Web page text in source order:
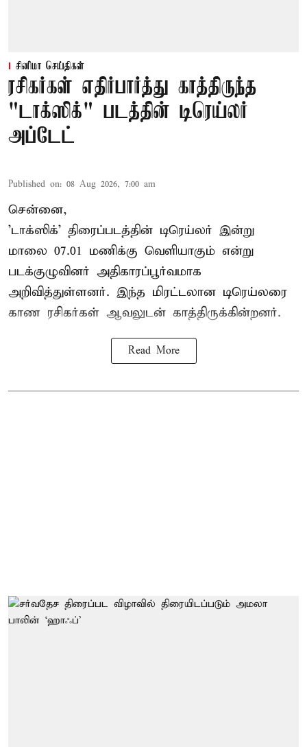
சினிமா செய்திகள்
ரசிகர்கள் எதிர்பார்த்து காத்திருந்த
"டாக்ஸிக்" படத்தின் டிரெய்லர்
அப்டேட்
Published on: 08 Aug 2026, 7:00 am
சென்னை,
'டாக்ஸிக்' திரைப்படத்தின் டிரெய்லர் இன்று
மாலை 07.01 மணிக்கு வெளியாகும் என்று
படக்குழுவினர் அதிகாரப்பூர்வமாக
அறிவித்துள்ளனர். இந்த மிரட்டலான டிரெய்லரை
காண ரசிகர்கள் ஆவலுடன் காத்திருக்கின்றனர்.
Read More